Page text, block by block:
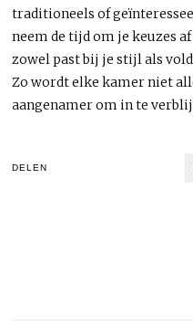
traditioneels of
neem de tijd om je keuzes
zowel past bij je stijl als
Zo wordt elke kamer niet
aangenamer om in te
DELEN